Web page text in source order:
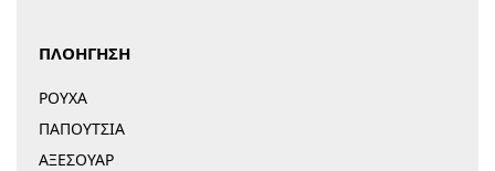
ΠΛΟΗΓΗΣΗ
ΡΟΥΧΑ
ΠΑΠΟΥΤΣΙΑ
ΑΞΕΣΟΥΑΡ